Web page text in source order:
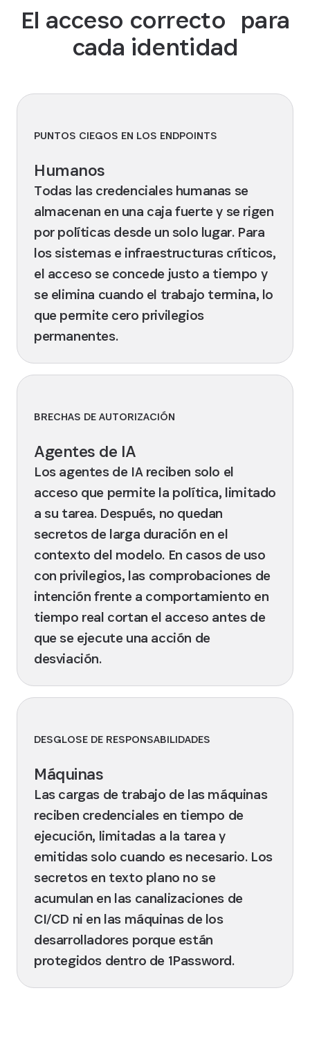
El acceso correcto para
cada identidad
PUNTOS CIEGOS EN LOS ENDPOINTS
Humanos
Todas las credenciales humanas se
almacenan en una caja fuerte y se rigen
por políticas desde un solo lugar. Para
los sistemas e infraestructuras críticos,
el acceso se concede justo a tiempo y
se elimina cuando el trabajo termina, lo
que permite cero privilegios
permanentes.
BRECHAS DE AUTORIZACIÓN
Agentes de IA
Los agentes de IA reciben solo el
acceso que permite la política, limitado
a su tarea. Después, no quedan
secretos de larga duración en el
contexto del modelo. En casos de uso
con privilegios, las comprobaciones de
intención frente a comportamiento en
tiempo real cortan el acceso antes de
que se ejecute una acción de
desviación.
DESGLOSE DE RESPONSABILIDADES
Máquinas
Las cargas de trabajo de las máquinas
reciben credenciales en tiempo de
ejecución, limitadas a la tarea y
emitidas solo cuando es necesario. Los
secretos en texto plano no se
acumulan en las canalizaciones de
CI/CD ni en las máquinas de los
desarrolladores porque están
protegidos dentro de 1Password.